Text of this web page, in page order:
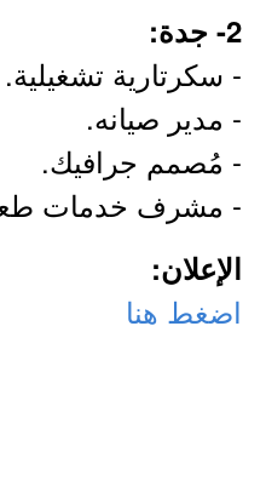
2- جدة:
- سكرتارية تشغيلية.
- مدير صيانه.
- مُصمم جرافيك.
- مشرف خدمات
الإعلان:
اضغط هنا